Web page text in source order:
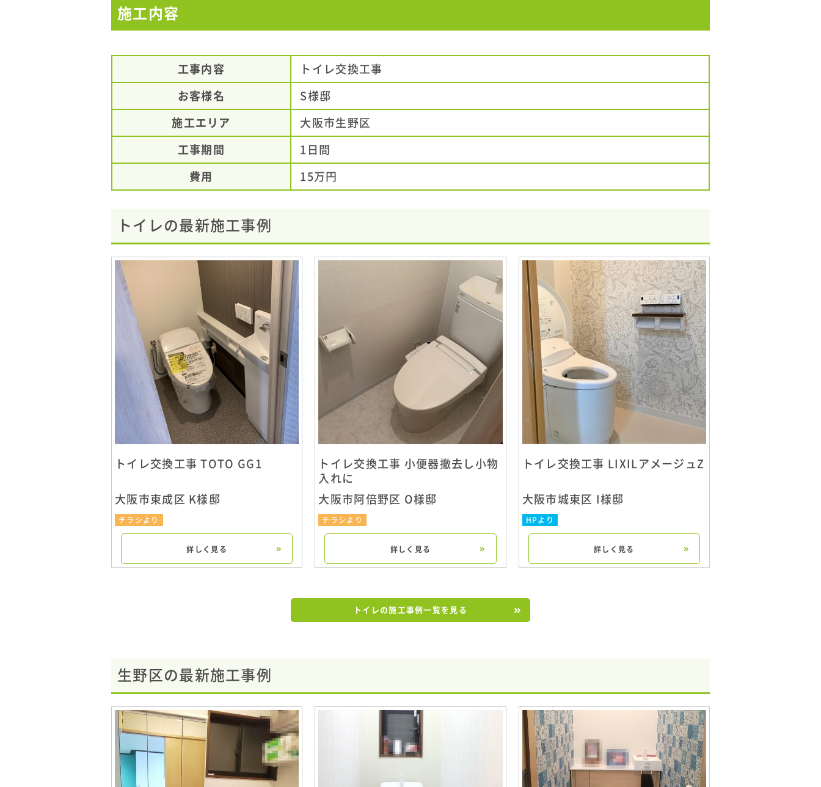
施工内容
工事内容 トイレ交換工事
お客様名 S様邸
施工エリア 大阪市生野区
工事期間 1日間
費用 15万円
トイレの最新施工事例
トイレ交換工事 TOTO GG1
大阪市東成区 K様邸
チラシより
詳しく見る
トイレ交換工事 小便器撤去し小物
入れに
大阪市阿倍野区 O様邸
チラシより
詳しく見る
トイレ交換工事 LIXILアメージュZ
大阪市城東区 I様邸
HPより
詳しく見る
トイレの施工事例一覧を見る
生野区の最新施工事例